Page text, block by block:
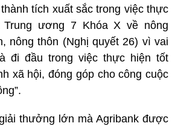
tích xuất sắc trong việc thực
Trung ương 7 Khóa X về nông
nông thôn (Nghị quyết 26) vì vai
đi đầu trong việc thực hiện tốt
xã hội, đóng góp cho công cuộc
thưởng lớn mà Agribank được